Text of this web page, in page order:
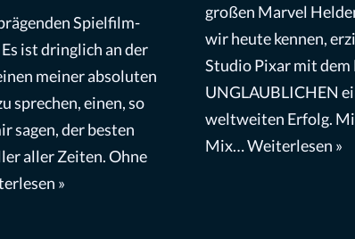
Spielfilm-
ist dringlich an der
meiner absoluten
sprechen, einen, so
sagen, der besten
aller Zeiten. Ohne
»
großen Marvel
wir heute kennen,
Studio Pixar mit dem
UNGLAUBLICHEN
weltweiten Erfolg.
Mix…Weiterlesen »